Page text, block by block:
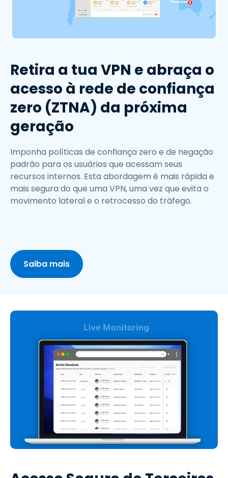
Retira a tua VPN e abraça o
acesso à rede de confiança
zero (ZTNA) da próxima
geração​
Imponha políticas de confiança zero e de negação
padrão para os usuários que acessam seus
recursos internos. Esta abordagem é mais rápida e
mais segura do que uma VPN, uma vez que evita o
movimento lateral e o retrocesso do tráfego.​
Saiba mais